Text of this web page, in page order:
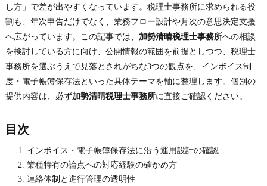
し方」で差が出やすくなっています。税理士事務所に求められる役
割も、年次申告だけでなく、業務フロー設計や月次の意思決定支援
へ広がっています。この記事では、 加勢清晴税理士事務所への相談
を検討している方に向け、公開情報の範囲を前提としつつ、税理士
事務所を選ぶうえで見落とされがちな3つの観点を、インボイス制
度・電子帳簿保存法といった具体テーマを軸に整理します。個別の
提供内容は、必ず加勢清晴税理士事務所に直接ご確認ください。
目次
インボイス・電子帳簿保存法に沿う運用設計の確認
業種特有の論点への対応経験の確かめ方
連絡体制と進行管理の透明性